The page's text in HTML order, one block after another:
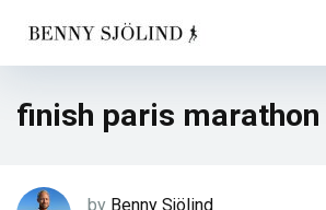
finish paris marathon
by Benny Sjölind